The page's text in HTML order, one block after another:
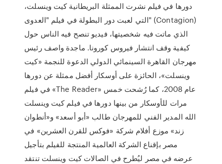
دورها في فيلم نشرت الممثلة البريطانية كيت وينسلت،
التي لعبت دور البطولة في فيلم "العدوى" (Contagion)
الذي ماتت فيه شخصيتها، فيديو تنصح فيه الناس حول
كيفية وقف انتشار فيروس كورونا. ماجدة واصف رئيس
مهرجان القاهرة السينمائي الدولي الدعوة للنجمة «كيت
وينسلت»، الحائزة على أوسكار أفضل ممثلة عن دورها
في فيلم «The Reader» عام 2008، كما رُشحت خمس
مرات للأوسكار من بينها دورها في فيلم كيت وينسلت
الله المدير الفني للمهرجان طالب «أبو أسعد» و«أنطوان
زند» موزع أفلام شركة «فوكس للقرن العشرين» في
مصر بإقناع الشركة العالمية المنتجة للفيلم بتأجيل
عرضه في مصر ليُطرح في الصالات كيت وينسلت تنتقد